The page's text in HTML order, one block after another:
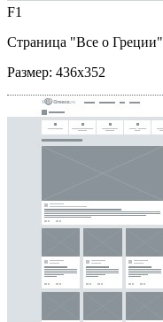
F1
Страница "Все о Греции"
Размер: 436x352